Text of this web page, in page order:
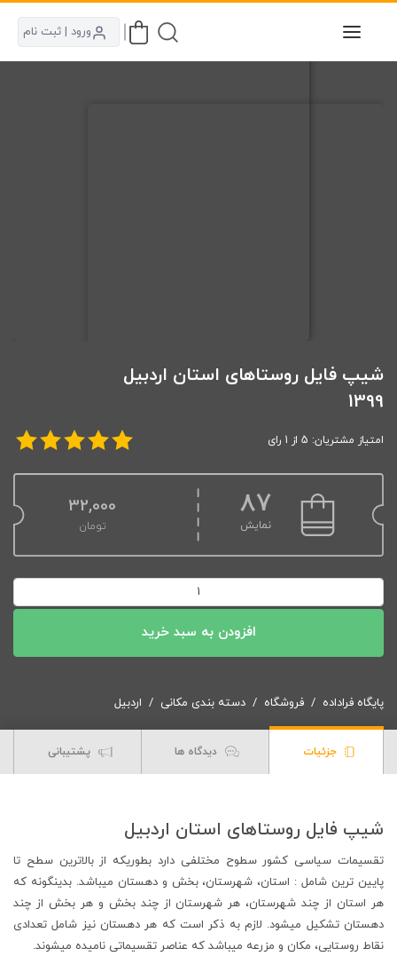
ورود | ثبت نام
شیپ فایل روستاهای استان اردبیل
1399
امتیاز مشتریان: 5 از 1 رای
87
نمایش
32,000
تومان
فایل
استان
1399
افزودن به سبد خرید
پایگاه فراداده فروشگاه دسته بندی مکانی اردبیل
جزئیات دیدگاه ها پشتیبانی
شیپ فایل روستاهای استان اردبیل
تقسیمات سیاسی کشور سطوح مختلفی دارد بطوریکه از بالاترین سطح تا
پایین ترین شامل : استان، شهرستان، بخش و دهستان میباشد. بدینگونه که
هر استان از چند شهرستان، هر شهرستان از چند بخش و هر بخش از چند
دهستان تشکیل میشود. لازم به ذکر است که هر دهستان نیز شامل تعدادی
نقاط روستایی، مکان و مزرعه میباشد که عناصر تقسیماتی نامیده میشوند.